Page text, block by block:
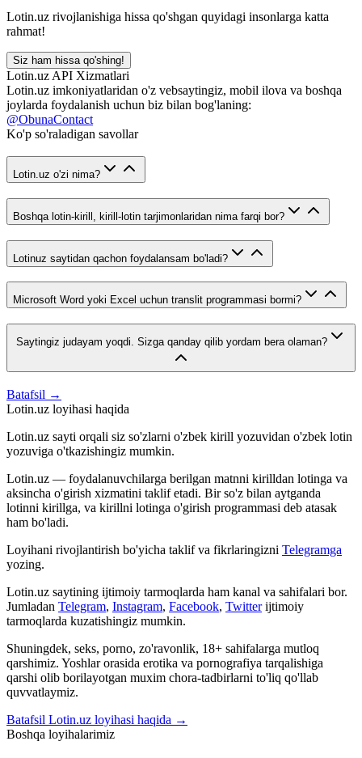
Lotin.uz rivojlanishiga hissa qo'shgan quyidagi insonlarga katta
rahmat!
Siz ham hissa qo'shing!
Lotin.uz API Xizmatlari
Lotin.uz imkoniyatlaridan o'z vebsaytingiz, mobil ilova va boshqa
joylarda foydalanish uchun biz bilan bog'laning:
@ObunaContact
Ko'p so'raladigan savollar
Lotin.uz o'zi nima?
Boshqa lotin-kirill, kirill-lotin tarjimonlaridan nima farqi bor?
Lotinuz saytidan qachon foydalansam bo'ladi?
Microsoft Word yoki Excel uchun translit programmasi bormi?
Saytingiz judayam yoqdi. Sizga qanday qilib yordam bera olaman?
Batafsil →
Lotin.uz loyihasi haqida
Lotin.uz sayti orqali siz so'zlarni o'zbek kirill yozuvidan o'zbek lotin
yozuviga o'tkazishingiz mumkin.
Lotin.uz — foydalanuvchilarga berilgan matnni kirilldan lotinga va
aksincha o'girish xizmatini taklif etadi. Bir so'z bilan aytganda
lotinni kirillga, va kirillni lotinga o'girish programmasi deb atasak
ham bo'ladi.
Loyihani rivojlantirish bo'yicha taklif va fikrlaringizni Telegramga
yozing.
Lotin.uz saytining ijtimoiy tarmoqlarda ham kanal va sahifalari bor.
Jumladan Telegram, Instagram, Facebook, Twitter ijtimoiy
tarmoqlarda kuzatishingiz mumkin.
Shuningdek, seks, porno, zo'ravonlik, 18+ sahifalarga mutloq
qarshimiz. Yoshlar orasida erotika va pornografiya tarqalishiga
qarshi olib borilayotgan muxim chora-tadbirlarni to'liq qo'llab
quvvatlaymiz.
Batafsil Lotin.uz loyihasi haqida →
Boshqa loyihalarimiz